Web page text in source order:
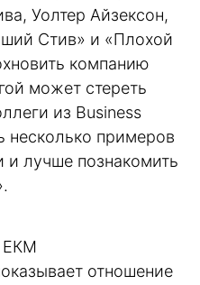
Уолтер Айзексон,
Стив» и «Плохой
компанию
может стереть
из Business
несколько примеров
и лучше познакомить
ЕКМ
отношение